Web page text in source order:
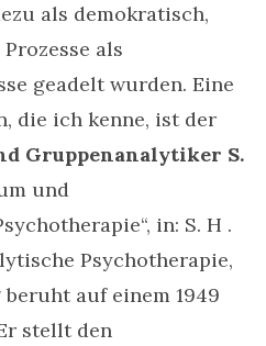
als demokratisch,
als
geadelt wurden. Eine
die ich kenne, ist der
Gruppenanalytiker S.
und
in: S. H .
Psychotherapie,
beruht auf einem 1949
stellt den